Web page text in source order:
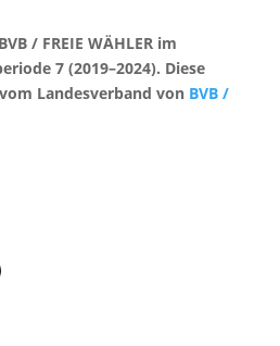
/ FREIE WÄHLER im
7 (2019–2024). Diese
Landesverband von BVB /